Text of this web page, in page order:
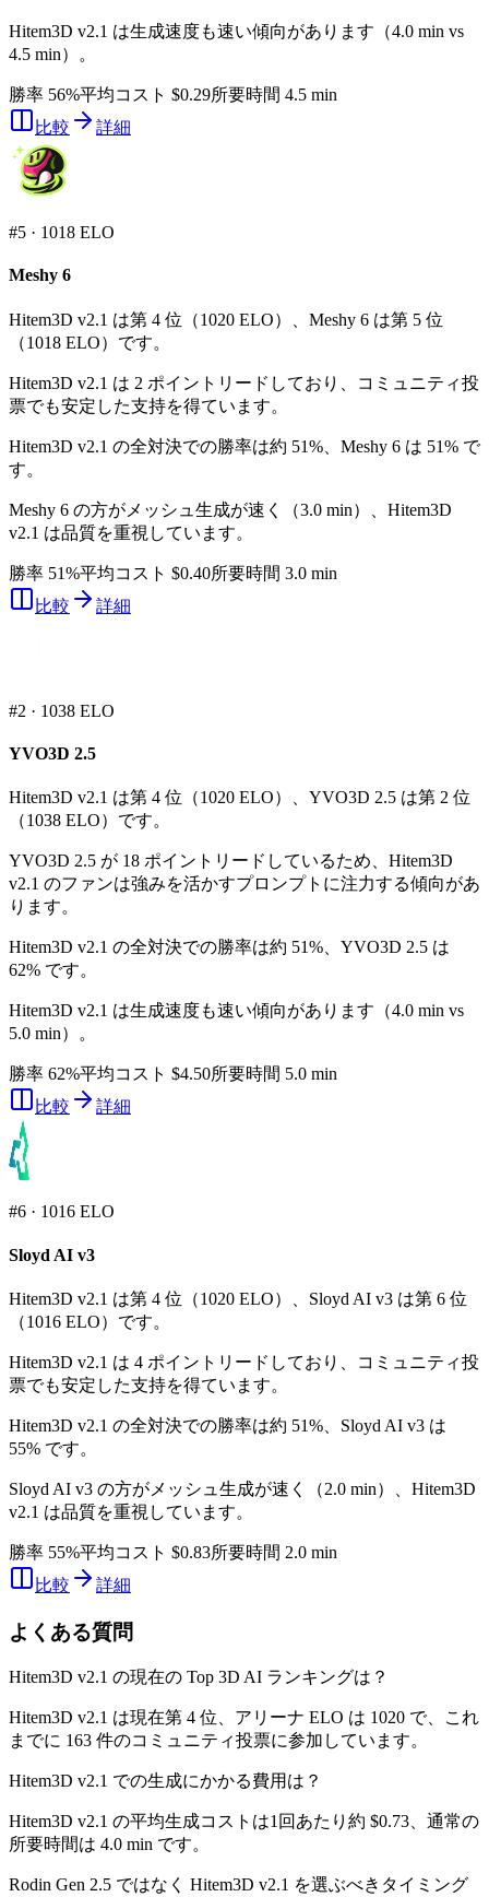
Hitem3D v2.1 は生成速度も速い傾向があります（4.0 min vs
4.5 min）。
勝率 56%平均コスト $0.29所要時間 4.5 min
比較
詳細
#5 · 1018 ELO
Meshy 6
Hitem3D v2.1 は第 4 位（1020 ELO）、Meshy 6 は第 5 位
（1018 ELO）です。
Hitem3D v2.1 は 2 ポイントリードしており、コミュニティ投
票でも安定した支持を得ています。
Hitem3D v2.1 の全対決での勝率は約 51%、Meshy 6 は 51% で
す。
Meshy 6 の方がメッシュ生成が速く（3.0 min）、Hitem3D
v2.1 は品質を重視しています。
勝率 51%平均コスト $0.40所要時間 3.0 min
比較
詳細
#2 · 1038 ELO
YVO3D 2.5
Hitem3D v2.1 は第 4 位（1020 ELO）、YVO3D 2.5 は第 2 位
（1038 ELO）です。
YVO3D 2.5 が 18 ポイントリードしているため、Hitem3D
v2.1 のファンは強みを活かすプロンプトに注力する傾向があ
ります。
Hitem3D v2.1 の全対決での勝率は約 51%、YVO3D 2.5 は
62% です。
Hitem3D v2.1 は生成速度も速い傾向があります（4.0 min vs
5.0 min）。
勝率 62%平均コスト $4.50所要時間 5.0 min
比較
詳細
#6 · 1016 ELO
Sloyd AI v3
Hitem3D v2.1 は第 4 位（1020 ELO）、Sloyd AI v3 は第 6 位
（1016 ELO）です。
Hitem3D v2.1 は 4 ポイントリードしており、コミュニティ投
票でも安定した支持を得ています。
Hitem3D v2.1 の全対決での勝率は約 51%、Sloyd AI v3 は
55% です。
Sloyd AI v3 の方がメッシュ生成が速く（2.0 min）、Hitem3D
v2.1 は品質を重視しています。
勝率 55%平均コスト $0.83所要時間 2.0 min
比較
詳細
よくある質問
Hitem3D v2.1 の現在の Top 3D AI ランキングは？
Hitem3D v2.1 は現在第 4 位、アリーナ ELO は 1020 で、これ
までに 163 件のコミュニティ投票に参加しています。
Hitem3D v2.1 での生成にかかる費用は？
Hitem3D v2.1 の平均生成コストは1回あたり約 $0.73、通常の
所要時間は 4.0 min です。
Rodin Gen 2.5 ではなく Hitem3D v2.1 を選ぶべきタイミング